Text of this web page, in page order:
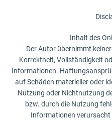
Inhalt des
Der Autor übernimmt
Korrektheit, Vollständigkeit
Informationen.
auf Schäden materieller oder
Nutzung oder Nichtnutzung
bzw. durch die Nutzung
Informationen